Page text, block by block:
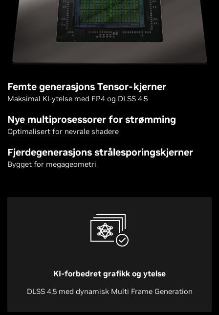
Femte generasjons Tensor-kjerner
Maksimal KI-ytelse med FP4 og DLSS 4.5
Nye multiprosessorer for strømming
Optimalisert for nevrale shadere
Fjerdegenerasjons strålesporingskjerner
Bygget for megageometri
KI-forbedret grafikk og ytelse
DLSS 4.5 med dynamisk Multi Frame Generation